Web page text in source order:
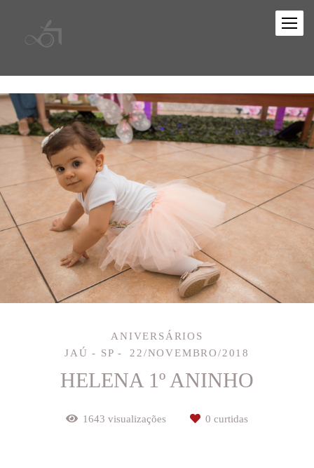
ANIVERSÁRIOS
JAÚ - SP
22/NOVEMBRO/2018
HELENA 1º ANINHO
1643 visualizações 0 curtidas